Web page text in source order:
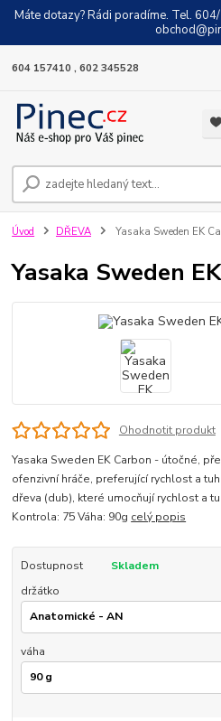
Máte dotazy? Rádi poradíme. Tel.
604 157410 , 602 345528
Úvod DŘEVA Yasaka Sweden EK
Yasaka Sweden
Ohodnotit produkt
Yasaka Sweden EK Carbon - útočné,
ofenzivní hráče, preferující rychlost a
dřeva (dub), které umocňují rychlost a
Kontrola: 75 Váha: 90g celý popis
Dostupnost
Skladem
držátko
váha